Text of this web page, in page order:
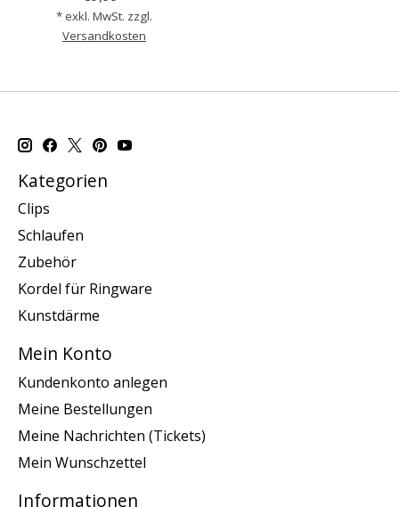
* exkl. MwSt. zzgl.
Versandkosten
Kategorien
Clips
Schlaufen
Zubehör
Kordel für Ringware
Kunstdärme
Mein Konto
Kundenkonto anlegen
Meine Bestellungen
Meine Nachrichten (Tickets)
Mein Wunschzettel
Informationen